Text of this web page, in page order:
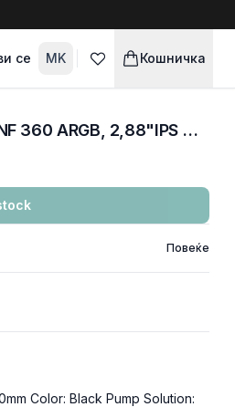
се MK Кошничка
COOLERS CPU AIO LIAN LI GALAHAD II LCD SL-INF 360 ARGB, 2,88"IPS Display, SL-INF 3x120mm ARGB PWM FAN, Black, GA2ALCD36INB
Повеќе
Color: Black Pump Solution: